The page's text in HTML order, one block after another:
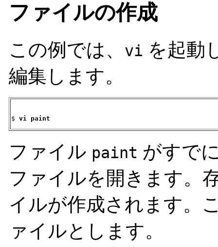
ファイルの作成
この例では、 vi を起動
編集します。
$ vi paint
ファイル paint がすで
ファイルを開きます。
イルが作成されます。
ァイルとします。